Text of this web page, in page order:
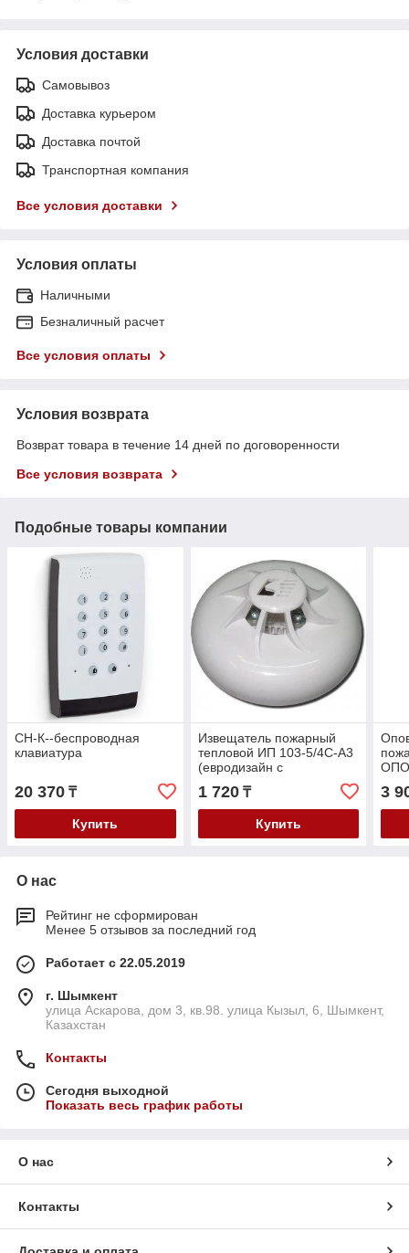
Условия доставки
Самовывоз
Доставка курьером
Доставка почтой
Транспортная компания
Все условия доставки
Условия оплаты
Наличными
Безналичный расчет
Все условия оплаты
Условия возврата
Возврат товара в течение 14 дней по договоренности
Все условия возврата
Подобные товары компании
СН-К--беспроводная
клавиатура
20 370 ₸
Купить
Извещатель пожарный
тепловой ИП 103-5/4С-А3
(евродизайн с
индикатором))
1 720₸
Купить
3
О нас
Рейтинг не сформирован
Менее 5 отзывов за последний год
Работает с 22.05.2019
г. Шымкент
улица Аскарова, дом 3, кв.98. улица Кызыл, 6, Шымкент,
Казахстан
Контакты
Сегодня выходной
Показать весь график работы
О нас
Контакты